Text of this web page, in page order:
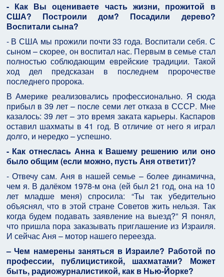
- Как Вы оцениваете часть жизни, прожитой в
США? Построили дом? Посадили дерево?
Воспитали сына?
- В США мы прожили почти 33 года. Воспитали себя. С
сыном – скорее, он воспитал нас. Первым в семье стал
полностью соблюдающим еврейские традиции. Такой
ход дел предсказан в последнем пророчестве
последнего пророка.
В Америке реализовались профессионально. Я сюда
прибыл в 39 лет – после семи лет отказа в СССР. Мне
казалось: 39 лет – это время заката карьеры. Каспаров
оставил шахматы в 41 год. В отличие от него я играл
долго, и нередко – успешно.
- Как отнеслась Анна к Вашему решению или оно
было общим (если можно, пусть Аня ответит)?
- Отвечу сам. Аня в нашей семье – более динамична,
чем я. В далёком 1978-м она (ей был 21 год, она на 10
лет младше меня) спросила: “Ты так убедительно
объяснял, что в этой стране Советов жить нельзя. Так
когда будем подавать заявление на выезд?” Я понял,
что пришла пора заказывать приглашение из Израиля.
И сейчас Аня – мотор нашего переезда.
– Чем намерены заняться в Израиле? Работой по
профессии, публицистикой, шахматами? Может
быть, радиожурналистикой, как в Нью-Йорке?